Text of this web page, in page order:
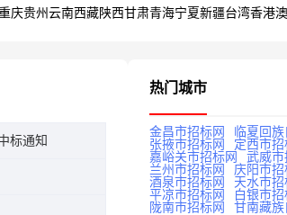
庆贵州 云南西藏陕西甘肃青海宁夏新疆台湾香港澳
标通知
热门城市
金昌市招标网
临夏回
张掖市招标网
定西市招
嘉峪关市招标网
武威市
兰州市招标网
庆阳市招
酒泉市招标网
天水市招
平凉市招标网
白银市招
陇南市招标网
甘南藏族